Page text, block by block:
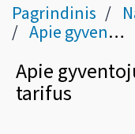
Pagrindinis
Apie gyventojų pajamų mokesčio pakeitimus nuo 2026 m.
Apie
tarifus